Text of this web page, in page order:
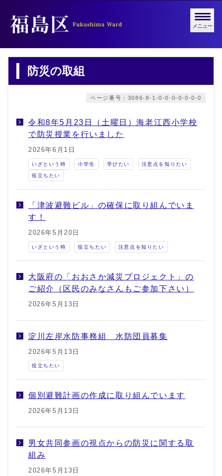
メニュー
防災の取組
ページ番号：3086-8-1-0-0-0-0-0-0-0
令和8年5月23日（土曜日）海老江西小学校
で防災授業を行いました
2026年6月1日
いざという時 小学生 学びたい 注意点を知りたい
役立ちたい
「津波避難ビル」の確保に取り組んでいま
す！
2026年5月20日
いざという時 役立ちたい 注意点を知りたい
大阪府の「おおさか減災プロジェクト」の
ご紹介（区民のみなさんもご参加下さい）
2026年5月13日
淀川左岸水防事務組 水防団員募集
2026年5月13日
役立ちたい
個別避難計画の作成に取り組んでいます
2026年5月13日
男女共同参画の視点からの防災に関する取
組み
2026年5月13日